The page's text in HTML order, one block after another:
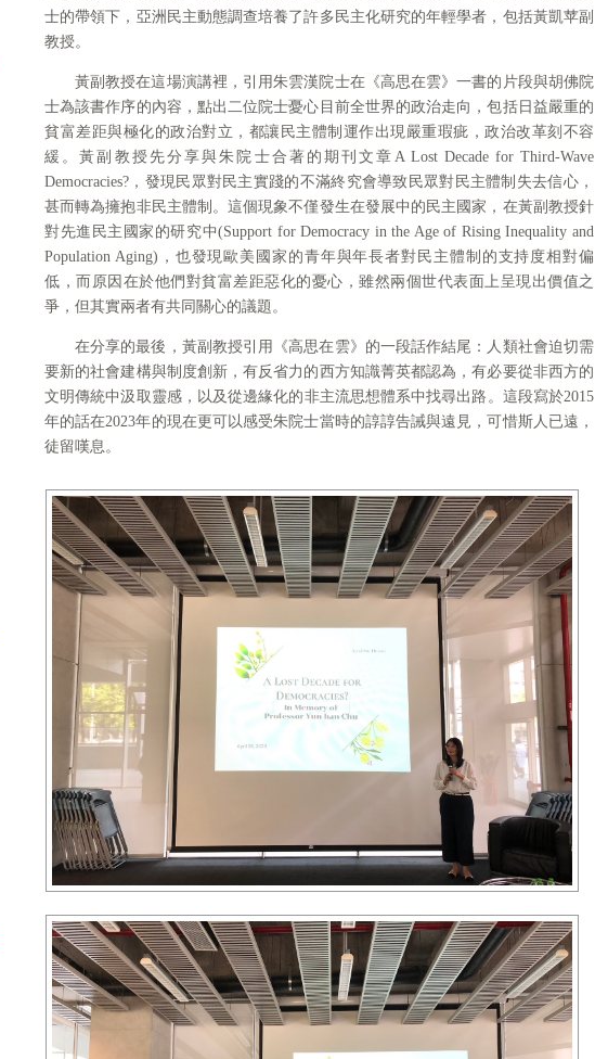
士的帶領下，亞洲民主動態調查培養了許多民主化研究的年輕學者，包括黃凱苹副
教授。
黃副教授在這場演講裡，引用朱雲漢院士在《高思在雲》一書的片段與胡佛院
士為該書作序的內容，點出二位院士憂心目前全世界的政治走向，包括日益嚴重的
貧富差距與極化的政治對立，都讓民主體制運作出現嚴重瑕疵，政治改革刻不容
緩。黃副教授先分享與朱院士合著的期刊文章A Lost Decade for Third-Wave
Democracies?，發現民眾對民主實踐的不滿終究會導致民眾對民主體制失去信心，
甚而轉為擁抱非民主體制。這個現象不僅發生在發展中的民主國家，在黃副教授針
對先進民主國家的研究中(Support for Democracy in the Age of Rising Inequality and
Population Aging)，也發現歐美國家的青年與年長者對民主體制的支持度相對偏
低，而原因在於他們對貧富差距惡化的憂心，雖然兩個世代表面上呈現出價值之
爭，但其實兩者有共同關心的議題。
在分享的最後，黃副教授引用《高思在雲》的一段話作結尾：人類社會迫切需
要新的社會建構與制度創新，有反省力的西方知識菁英都認為，有必要從非西方的
文明傳統中汲取靈感，以及從邊緣化的非主流思想體系中找尋出路。這段寫於2015
年的話在2023年的現在更可以感受朱院士當時的諄諄告誡與遠見，可惜斯人已遠，
徒留嘆息。